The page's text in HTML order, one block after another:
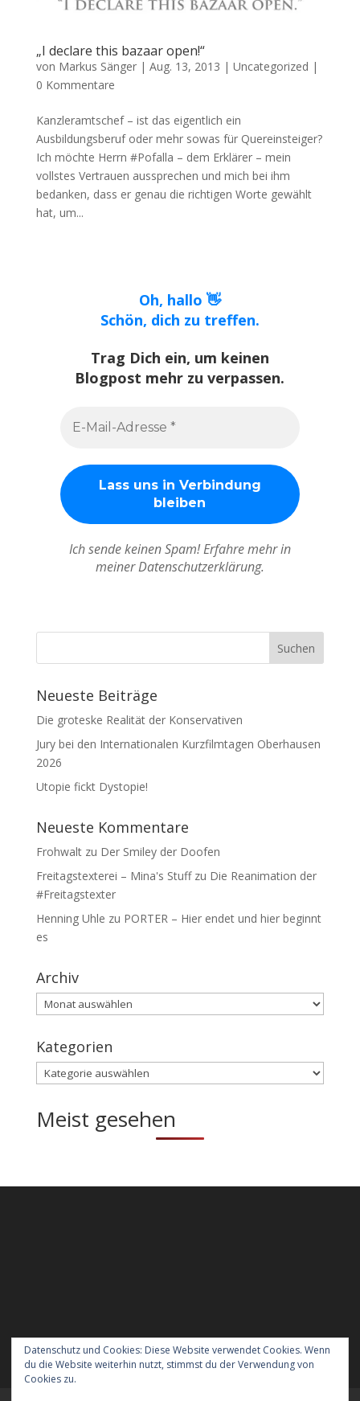
„I declare this bazaar open!“
von Markus Sänger| Aug. 13, 2013 | Uncategorized |
0 Kommentare
Kanzleramtschef – ist das eigentlich ein
Ausbildungsberuf oder mehr sowas für Quereinsteiger?
Ich möchte Herrn #Pofalla – dem Erklärer – mein
vollstes Vertrauen aussprechen und mich bei ihm
bedanken, dass er genau die richtigen Worte gewählt
hat, um...
Oh, hallo 👋
Schön, dich zu treffen.
Trag Dich ein, um keinen
Blogpost mehr zu verpassen.
Ich sende keinen Spam! Erfahre mehr in
meiner Datenschutzerklärung.
Neueste Beiträge
Die groteske Realität der Konservativen
Jury bei den Internationalen Kurzfilmtagen Oberhausen
2026
Utopie fickt Dystopie!
Neueste Kommentare
Frohwaltzu Der Smiley der Doofen
Freitagstexterei – Mina's Stuffzu Die Reanimation der
#Freitagstexter
Henning Uhle zu PORTER – Hier endet und hier beginnt
es
Archiv
Archiv
Kategorien
Kategorien
Meist gesehen
Datenschutz und Cookies: Diese Website verwendet Cookies. Wenn
du die Website weiterhin nutzt, stimmst du der Verwendung von
Cookies zu.